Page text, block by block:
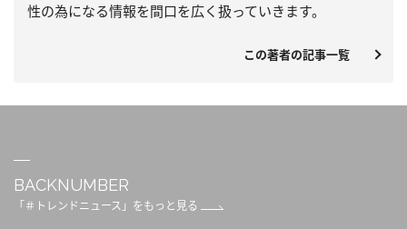
性の為になる情報を間口を広く扱っていきます。
この著者の記事一覧
BACKNUMBER
「＃トレンドニュース」をもっと見る